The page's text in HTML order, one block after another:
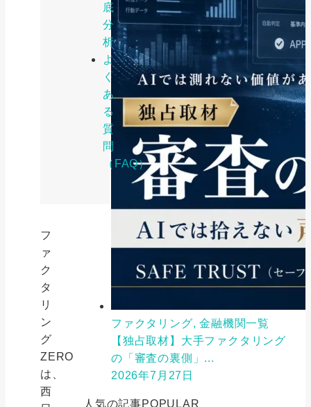
底
分
析
よ
く
あ
る
質
問
（FAQ）
フ
ァ
ク
タ
リ
ン
グ
ZERO
は、
西
ファクタリング, 金融機関一覧
【独占取材】大手ファクタリング
の「審査の裏側」...
2026年7月27日
人気の記事POPULAR